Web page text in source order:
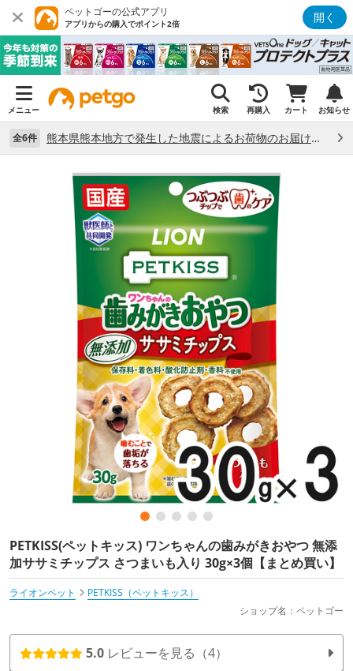
ペットゴーの公式アプリ
アプリからの購入でポイント2倍 開く
メニュー 検索 再購入 カート お知らせ
全6件 熊本県熊本地方で発生した地震によるお荷物のお届け状況について （7/28）
PETKISS(ペットキッス) ワンちゃんの歯みがきおやつ 無添
加ササミチップス さつまいも入り 30g×3個【まとめ買い】
ライオンペット
PETKISS（ペットキッス）
ショップ名：ペットゴー
5.0 レビューを見る（4）